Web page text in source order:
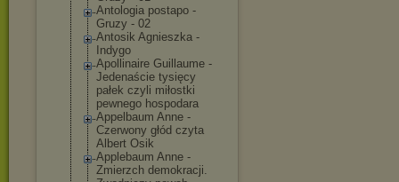
Antologia postapo -
Gruzy - 02
Antosik Agnieszka -
Indygo
Apollinaire Guillaume -
Jedenaście tysięcy
pałek czyli miłostki
pewnego hospodara
Appelbaum Anne -
Czerwony głód czyta
Albert Osik
Applebaum Anne -
Zmierzch demokracji.